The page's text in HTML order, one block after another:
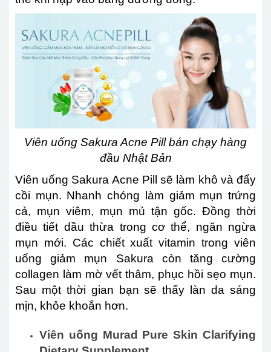
Viên uống Sakura Acne Pill bán chạy hàng
đầu Nhật Bản
Viên uống Sakura Acne Pill sẽ làm khô và đẩy
cồi mụn. Nhanh chóng làm giảm mụn trứng
cả, mụn viêm, mụn mủ tận gốc. Đồng thời
điều tiết dầu thừa trong cơ thể, ngăn ngừa
mụn mới. Các chiết xuất vitamin trong viên
uống giảm mụn Sakura còn tăng cường
collagen làm mờ vết thâm, phục hồi sẹo mụn.
Sau một thời gian bạn sẽ thấy làn da sáng
mịn, khỏe khoắn hơn.
Viên uống Murad Pure Skin Clarifying